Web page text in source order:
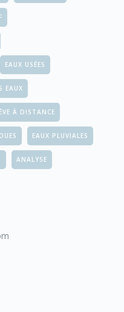
EAUX USÉES
EAUX
À DISTANCE
EAUX PLUVIALES
ANALYSE